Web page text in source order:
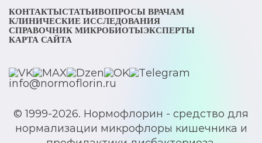
КОНТАКТЫСТАТЬИВОПРОСЫ ВРАЧАМ
КЛИНИЧЕСКИЕ ИССЛЕДОВАНИЯ
СПРАВОЧНИК МИКРОБИОТЫЭКСПЕРТЫ
КАРТА САЙТА
info@normoflorin.ru
© 1999-2026. Нормофлорин - средство для
нормализации микрофлоры кишечника и